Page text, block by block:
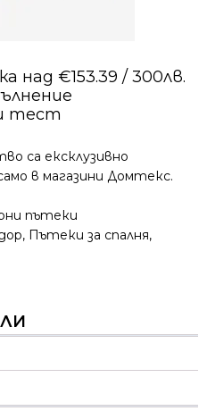
над €153.39 / 300лв.
тест
са ексклузивно
в магазини Домтекс.
пътеки
, Пътеки за спалня,